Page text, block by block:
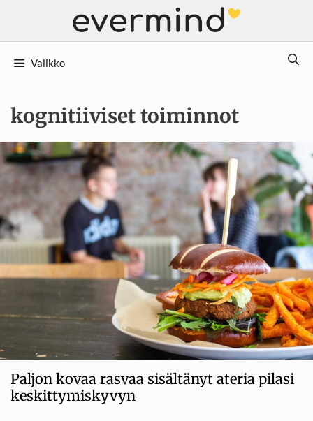
Valikko
kognitiiviset toiminnot
Paljon kovaa rasvaa sisältänyt ateria pilasi
keskittymiskyvyn